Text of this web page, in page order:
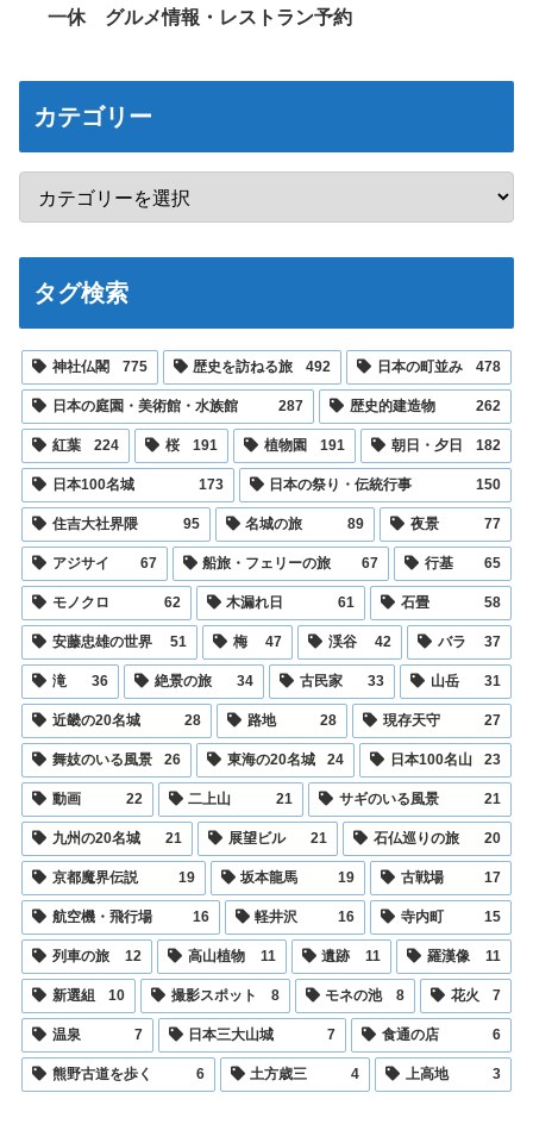
一休 グルメ情報・レストラン予約
カテゴリー
タグ検索
神社仏閣 775 歴史を訪ねる旅 492 日本の町並み 478
日本の庭園・美術館・水族館 287 歴史的建造物 262
紅葉 224 桜 191 植物園 191 朝日・夕日 182
日本100名城 173 日本の祭り・伝統行事 150
住吉大社界隈 95 名城の旅 89 夜景 77
アジサイ 67 船旅・フェリーの旅 67 行基 65
モノクロ 62 木漏れ日 61 石畳 58
安藤忠雄の世界 51 梅 47 渓谷 42 バラ 37
滝 36 絶景の旅 34 古民家 33 山岳 31
近畿の20名城 28 路地 28 現存天守 27
舞妓のいる風景 26 東海の20名城 24 日本100名山 23
動画 22 二上山 21 サギのいる風景 21
九州の20名城 21 展望ビル 21 石仏巡りの旅 20
京都魔界伝説 19 坂本龍馬 19 古戦場 17
航空機・飛行場 16 軽井沢 16 寺内町 15
列車の旅 12 高山植物 11 遺跡 11 羅漢像 11
新選組 10 撮影スポット 8 モネの池 8 花火 7
温泉 7 日本三大山城 7 食通の店 6
熊野古道を歩く 6 土方歳三 4 上高地 3